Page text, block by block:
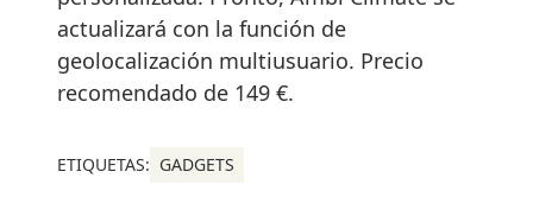
actualizará con la función de
geolocalización multiusuario. Precio
recomendado de 149 €.
ETIQUETAS: GADGETS